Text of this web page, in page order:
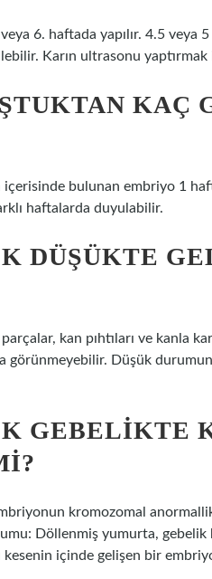
6. haftada yapılır. 4.5 veya
Karın ultrasonu
KAÇ
içerisinde bulunan embriyo 1
haftalarda duyulabilir.
DÜŞÜKTE
parçalar, kan pıhtıları ve kanla
görünmeyebilir. Düşük
GEBELIKTE
kromozomal
Döllenmiş yumurta, gebelik
içinde gelişen bir